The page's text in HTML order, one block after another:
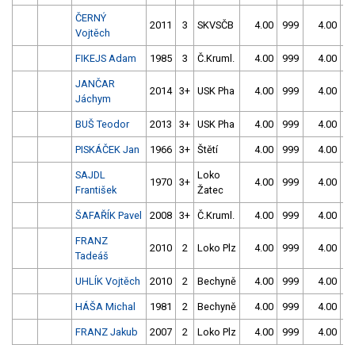
ČERNÝ
Vojtěch
2011 3 SKVSČB 4.00 999 4.00
FIKEJS Adam 1985 3 Č.Kruml. 4.00 999 4.00
JANČAR
Jáchym
2014 3+ USK Pha 4.00 999 4.00
BUŠ Teodor 2013 3+ USK Pha 4.00 999 4.00
PISKÁČEK Jan 1966 3+ Štětí 4.00 999 4.00
SAJDL
František
1970 3+
Loko
Žatec
4.00 999 4.00
ŠAFAŘÍK Pavel 2008 3+ Č.Kruml. 4.00 999 4.00
FRANZ
Tadeáš
2010 2 Loko Plz 4.00 999 4.00
UHLÍK Vojtěch 2010 2 Bechyně 4.00 999 4.00
HÁŠA Michal 1981 2 Bechyně 4.00 999 4.00
FRANZ Jakub 2007 2 Loko Plz 4.00 999 4.00